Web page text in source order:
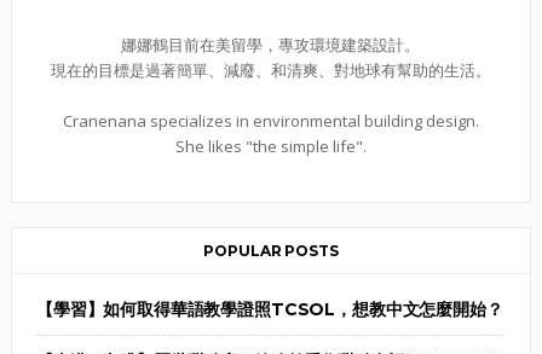
娜娜鶴目前在美留學，專攻環境建築設計。
現在的目標是過著簡單、減廢、和清爽、對地球有幫助的生活。
Cranenana specializes in environmental building design.
She likes "the simple life".
POPULAR POSTS
【學習】如何取得華語教學證照TCSOL，想教中文怎麼開始？